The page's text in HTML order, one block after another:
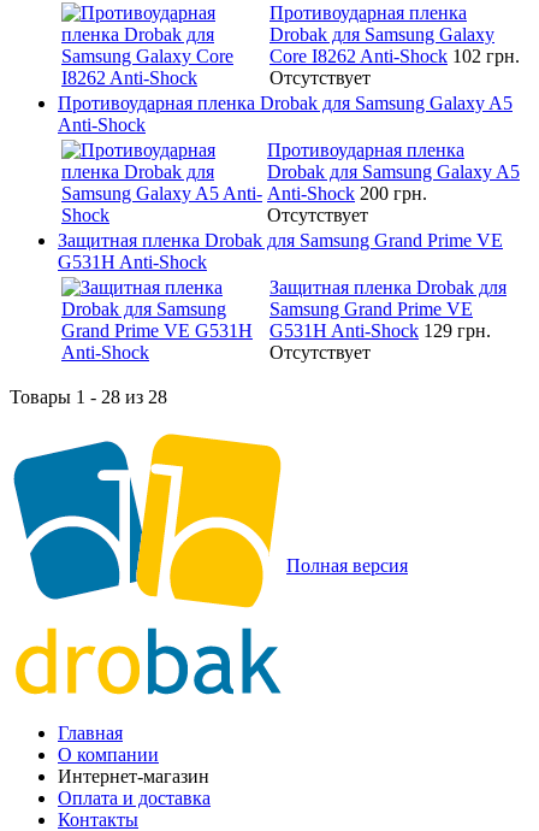
Противоударная пленка
Drobak для Samsung Galaxy
Core I8262 Anti-Shock 102 грн.
Отсутствует
Противоударная пленка Drobak для Samsung Galaxy A5
Anti-Shock
Противоударная пленка
Drobak для Samsung Galaxy A5
Anti-Shock 200 грн.
Отсутствует
Защитная пленка Drobak для Samsung Grand Prime VE
G531H Anti-Shock
Защитная пленка Drobak для
Samsung Grand Prime VE
G531H Anti-Shock 129 грн.
Отсутствует
Товары 1 - 28 из 28
Полная версия
Главная
О компании
Интернет-магазин
Оплата и доставка
Контакты